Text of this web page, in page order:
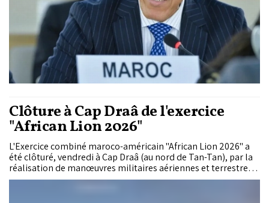
Clôture à Cap Draâ de l'exercice
"African Lion 2026"
L'Exercice combiné maroco-américain "African Lion 2026" a
été clôturé, vendredi à Cap Draâ (au nord de Tan-Tan), par la
réalisation de manœuvres militaires aériennes et terrestres
auxquelles ont participé des unités des Forces Armées